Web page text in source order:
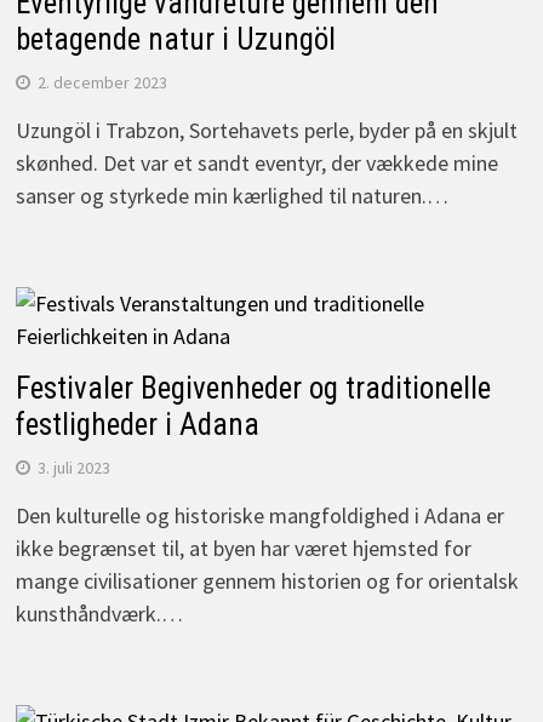
betagende natur i Uzungöl
2. december 2023
Uzungöl i Trabzon, Sortehavets perle, byder på en skjult
skønhed. Det var et sandt eventyr, der vækkede mine
sanser og styrkede min kærlighed til naturen.…
Festivaler Begivenheder og traditionelle
festligheder i Adana
3. juli 2023
Den kulturelle og historiske mangfoldighed i Adana er
ikke begrænset til, at byen har været hjemsted for
mange civilisationer gennem historien og for orientalsk
kunsthåndværk.…